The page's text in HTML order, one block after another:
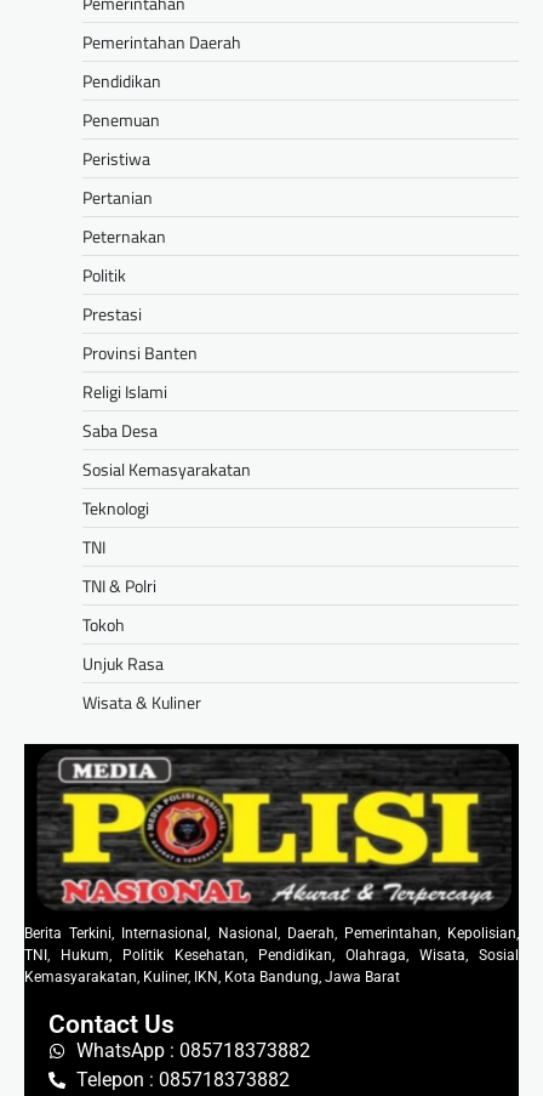
Pemerintahan Daerah
Pendidikan
Penemuan
Peristiwa
Pertanian
Peternakan
Politik
Prestasi
Provinsi Banten
Religi Islami
Saba Desa
Sosial Kemasyarakatan
Teknologi
TNI
TNI & Polri
Tokoh
Unjuk Rasa
Wisata & Kuliner
Berita Terkini, Internasional, Nasional, Daerah, Pemerintahan, Kepolisian,
TNI, Hukum, Politik Kesehatan, Pendidikan, Olahraga, Wisata, Sosial
Kemasyarakatan, Kuliner, IKN, Kota Bandung, Jawa Barat
Contact Us
WhatsApp : 085718373882
Telepon : 085718373882